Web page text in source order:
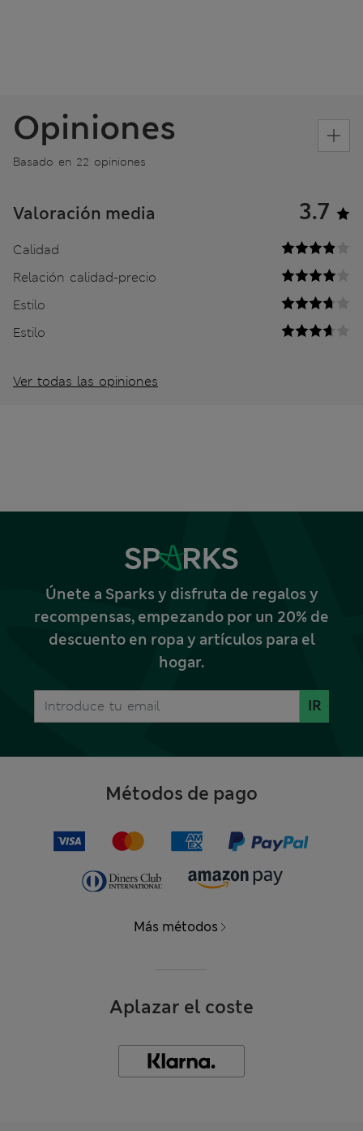
Opiniones
Basado en 22 opiniones
Valoración media 3.7
Calidad
Relación calidad-precio
Estilo
Estilo
Ver todas las opiniones
Únete a Sparks y disfruta de regalos y
recompensas, empezando por un 20% de
descuento en ropa y artículos para el
hogar.
IR
Métodos de pago
Más métodos
Aplazar el coste